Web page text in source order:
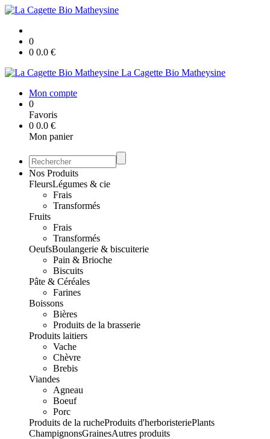
0
0 0.0 €
La Cagette Bio Matheysine
Mon compte
0
Favoris
0 0.0 €
Mon panier
Nos Produits
FleursLégumes & cie
Frais
Transformés
Fruits
Frais
Transformés
OeufsBoulangerie & biscuiterie
Pain & Brioche
Biscuits
Pâte & Céréales
Farines
Boissons
Bières
Produits de la brasserie
Produits laitiers
Vache
Chèvre
Brebis
Viandes
Agneau
Boeuf
Porc
Produits de la rucheProduits d'herboristeriePlants
ChampignonsGrainesAutres produits